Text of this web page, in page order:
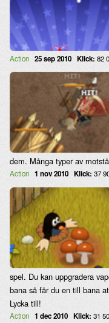
Action 25 sep 2010 Klick: 82
dem. Många typer av
Action 1 nov 2010 Klick: 37
spel. Du kan uppgradera
bana så får du en till bana
Lycka till!
Action 1 dec 2010 Klick: 31